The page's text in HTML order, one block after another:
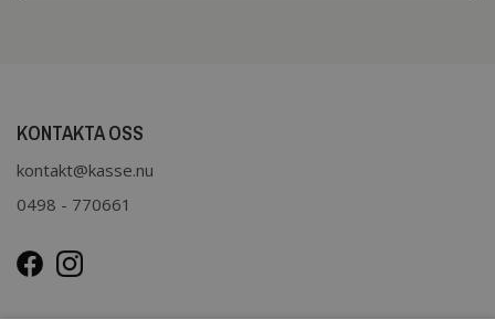
KONTAKTA OSS
kontakt@kasse.nu
0498 - 770661